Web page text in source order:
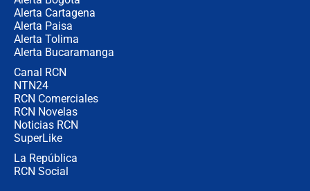
Alerta Cartagena
Alerta Paisa
Alerta Tolima
Alerta Bucaramanga
Canal RCN
NTN24
RCN Comerciales
RCN Novelas
Noticias RCN
SuperLike
La República
RCN Social